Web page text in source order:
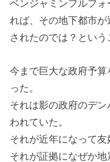
ベンジャミンフルフ
れば、その地下都市
されたのでは？という
今まで巨大な政府予
った。
それは影の政府のデ
われていた。
それが近年になって友
それが証拠になぜか地